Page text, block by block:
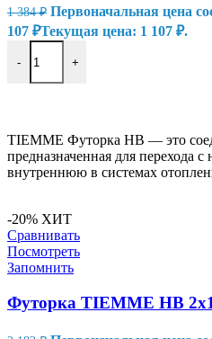
1 384₽ Первоначальная цена
107 ₽Текущая цена: 1 107 ₽.
- +
TIEMME Футорка НВ — это
предназначенная для перехода
внутреннюю в системах
-20% ХИТ
Сравнивать
Посмотреть
Запомнить
Футорка TIEMME НВ